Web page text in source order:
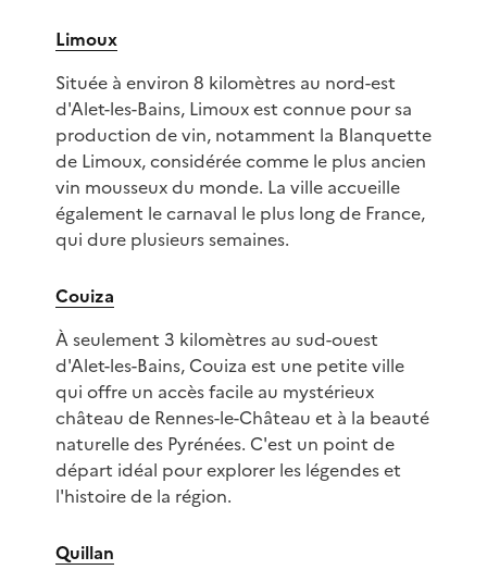
Limoux
Située à environ 8 kilomètres au nord-est
d'Alet-les-Bains, Limoux est connue pour sa
production de vin, notamment la Blanquette
de Limoux, considérée comme le plus ancien
vin mousseux du monde. La ville accueille
également le carnaval le plus long de France,
qui dure plusieurs semaines.
Couiza
À seulement 3 kilomètres au sud-ouest
d'Alet-les-Bains, Couiza est une petite ville
qui offre un accès facile au mystérieux
château de Rennes-le-Château et à la beauté
naturelle des Pyrénées. C'est un point de
départ idéal pour explorer les légendes et
l'histoire de la région.
Quillan